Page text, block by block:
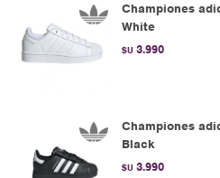
Championes
White
$U 3.990
Championes
Black
$U 3.990